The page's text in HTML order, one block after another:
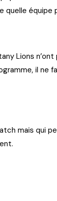
quelle
Lions
il ne
mais qui